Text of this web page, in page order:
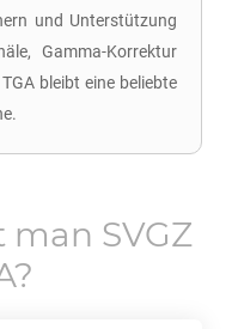
und Unterstützung
Gamma-Korrektur
bleibt eine beliebte
man SVGZ
?